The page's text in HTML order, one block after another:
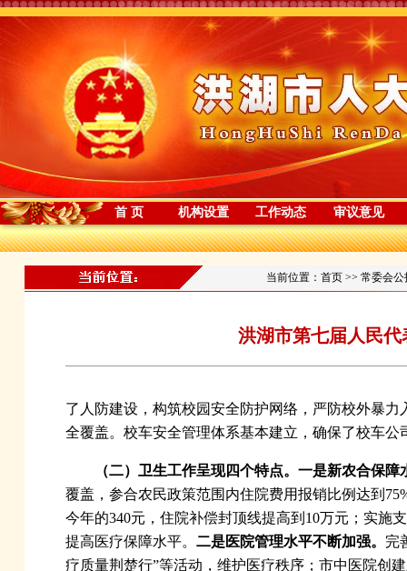
首 页 机构设置 工作动态 审议意见
当前位置： 首页>> 常委会公
洪湖市第七届人民
了人防建设，构筑校园安全防护网络，严防校外暴
全覆盖。校车安全管理体系基本建立，确保了校车
（二）卫生工作呈现四个特点。一是新农合保障
覆盖，参合农民政策范围内住院费用报销比例达到
今年的340元，住院补偿封顶线提高到10万元；实施
提高医疗保障水平。 二是医院管理水平不断加强。 完
疗质量荆楚行”等活动，维护医疗秩序；市中医院创